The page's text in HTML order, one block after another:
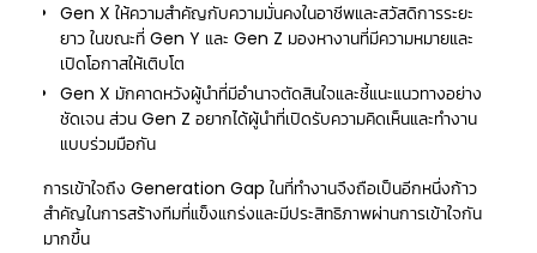
Gen X ให้ความสำคัญกับความมั่นคงในอาชีพและสวัสดิการระยะ
ยาว ในขณะที่ Gen Y และ Gen Z มองหางานที่มีความหมายและ
เปิดโอกาสให้เติบโต
Gen X มักคาดหวังผู้นำที่มีอำนาจตัดสินใจและชี้แนะแนวทางอย่าง
ชัดเจน ส่วน Gen Z อยากได้ผู้นำที่เปิดรับความคิดเห็นและทำงาน
แบบร่วมมือกัน
การเข้าใจถึง Generation Gap ในที่ทำงานจึงถือเป็นอีกหนึ่งก้าว
สำคัญในการสร้างทีมที่แข็งแกร่งและมีประสิทธิภาพผ่านการเข้าใจกัน
มากขึ้น